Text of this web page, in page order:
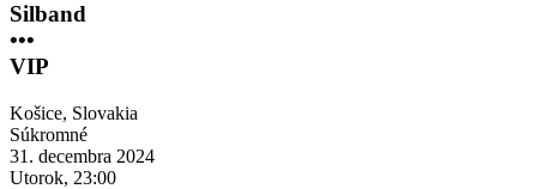
Silband
•••
VIP
Košice, Slovakia
Súkromné
31. decembra 2024
Utorok, 23:00